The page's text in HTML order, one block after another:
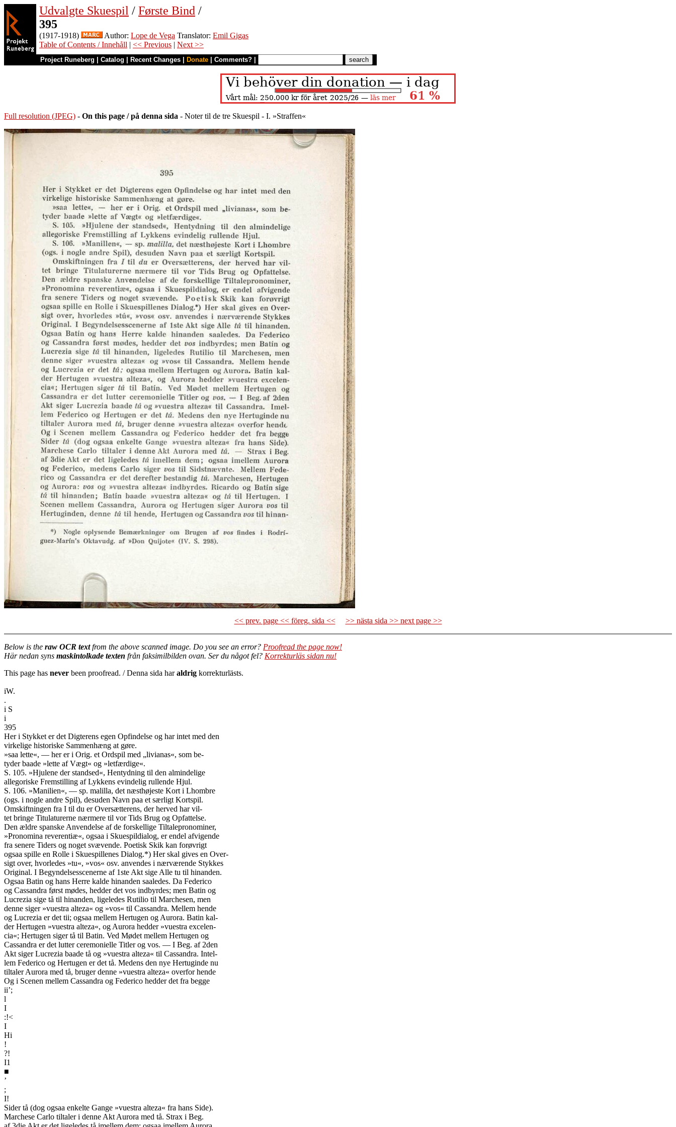
Udvalgte Skuespil / Første Bind /
395
(1917-1918) Author: Lope de Vega Translator: Emil Gigas
Table of Contents / Innehåll | << Previous | Next >>
Project Runeberg Catalog Recent Changes Donate Comments?
Full resolution (JPEG) - On this page / på denna sida - Noter til de tre Skuespil - I. »Straffen«
<< prev. page << föreg. sida << >> nästa sida >> next page >>
Below is the raw OCR textfrom the above scanned image. Do you see an error? Proofread the page now!
Här nedan syns maskintolkade texten från faksimilbilden ovan. Ser du något fel? Korrekturläs sidan nu!
This page has never been proofread. / Denna sida haraldrig korrekturlästs.
iW.
.
i S
i
395
Her i Stykket er det Digterens egen Opfindelse og har intet med den
virkelige historiske Sammenhæng at gøre.
»saa lette«, — her er i Orig. et Ordspil med „livianas«, som be-
tyder baade »lette af Vægt« og »letfærdige«.
S. 105. »Hjulene der standsed«, Hentydning til den almindelige
allegoriske Fremstilling af Lykkens evindelig rullende Hjul.
S. 106. »Manilien«, — sp. malilla, det næsthøjeste Kort i Lhombre
(ogs. i nogle andre Spil), desuden Navn paa et særligt Kortspil.
Omskiftningen fra I til du er Oversætterens, der herved har vil-
tet bringe Titulaturerne nærmere til vor Tids Brug og Opfattelse.
Den ældre spanske Anvendelse af de forskellige Tiltalepronominer,
»Pronomina reverentiæ«, ogsaa i Skuespildialog, er endel afvigende
fra senere Tiders og noget svævende. Poetisk Skik kan forøvrigt
ogsaa spille en Rolle i Skuespillenes Dialog.*) Her skal gives en Over-
sigt over, hvorledes »tu«, »vos« osv. anvendes i nærværende Stykkes
Original. I Begyndelsesscenerne af 1ste Akt sige Alle tu til hinanden.
Ogsaa Batin og hans Herre kalde hinanden saaledes. Da Federico
og Cassandra først mødes, hedder det vos indbyrdes; men Batin og
Lucrezia sige tå til hinanden, ligeledes Rutilio til Marchesen, men
denne siger »vuestra alteza« og »vos« til Cassandra. Mellem hende
og Lucrezia er det tii; ogsaa mellem Hertugen og Aurora. Batin kal-
der Hertugen »vuestra alteza«, og Aurora hedder »vuestra excelen-
cia«; Hertugen siger tå til Batin. Ved Mødet mellem Hertugen og
Cassandra er det lutter ceremonielle Titler og vos. — I Beg. af 2den
Akt siger Lucrezia baade tå og »vuestra alteza« til Cassandra. Intel-
lem Federico og Hertugen er det tå. Medens den nye Hertuginde nu
tiltaler Aurora med tå, bruger denne »vuestra alteza« overfor hende
Og i Scenen mellem Cassandra og Federico hedder det fra begge
ii’;
l
I
:!<
I
Hi
!
?!
I1
■
’
;
I!
Sider tå (dog ogsaa enkelte Gange »vuestra alteza« fra hans Side).
Marchese Carlo tiltaler i denne Akt Aurora med tå. Strax i Beg.